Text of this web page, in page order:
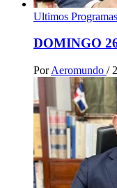
Ultimos Programas
DOMINGO
Por Aeromundo /